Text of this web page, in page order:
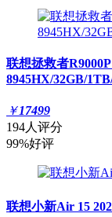
联想拯救者
8945HX/32GB/
￥17499
194人评分
99%好评
联想小新Air 15